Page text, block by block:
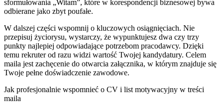
sformułowania „Witam”, które w korespondencji biznesowej bywa
odbierane jako zbyt poufałe.
W dalszej części wspomnij o kluczowych osiągnięciach. Nie
przepisuj życiorysu, wystarczy, że wypunktujesz dwa czy trzy
punkty najlepiej odpowiadające potrzebom pracodawcy. Dzięki
temu rekruter od razu widzi wartość Twojej kandydatury. Celem
maila jest zachęcenie do otwarcia załącznika, w którym znajduje się
Twoje pełne doświadczenie zawodowe.
Jak profesjonalnie wspomnieć o CV i list motywacyjny w treści
maila